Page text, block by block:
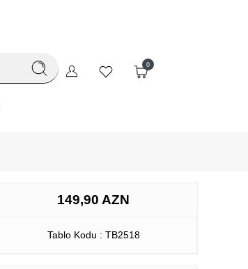
0
149,90 AZN
Tablo Kodu : TB2518